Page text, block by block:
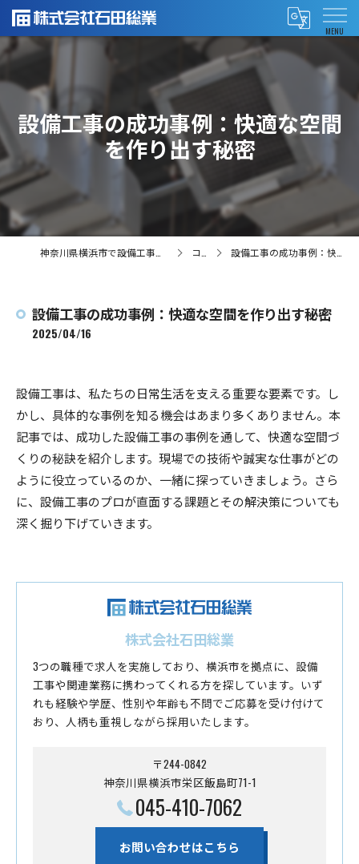
設備工事の成功事例：快適な空間
を作り出す秘密
コラム 設備工事の成功事例：快適な空間を作り出す秘密
設備工事の成功事例：快適な空間を作り出す秘密
2025/04/16
設備工事は、私たちの日常生活を支える重要な要素です。し
かし、具体的な事例を知る機会はあまり多くありません。本
記事では、成功した設備工事の事例を通して、快適な空間づ
くりの秘訣を紹介します。現場での技術や誠実な仕事がどの
ように役立っているのか、一緒に探っていきましょう。さら
に、設備工事のプロが直面する課題とその解決策についても
深く掘り下げていきます。
株式会社石田総業
3つの職種で求人を実施しており、横浜市を拠点に、設備
工事や関連業務に携わってくれる方を探しています。いず
れも経験や学歴、性別や年齢も不問でご応募を受け付けて
おり、人柄も重視しながら採用いたします。
〒244-0842
神奈川県横浜市栄区飯島町71-1
045-410-7062
お問い合わせはこちら